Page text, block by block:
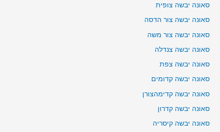
סאונה יבשה צופית
סאונה יבשה צור הדסה
סאונה יבשה צור משה
סאונה יבשה צנדלה
סאונה יבשה צפת
סאונה יבשה קדומים
סאונה יבשה קדימהצורן
סאונה יבשה קדרון
סאונה יבשה קיסריה